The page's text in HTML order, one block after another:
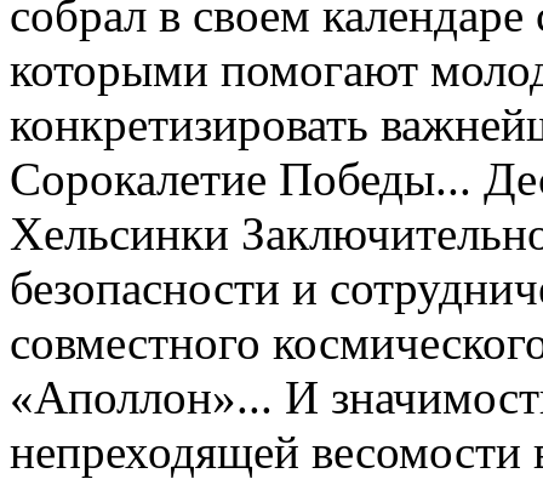
собрал в своем
которыми помогают
конкретизировать
Сорокалетие Победы...
Хельсинки
безопасности и
совместного
«Аполлон»... И
непреходящей весомости